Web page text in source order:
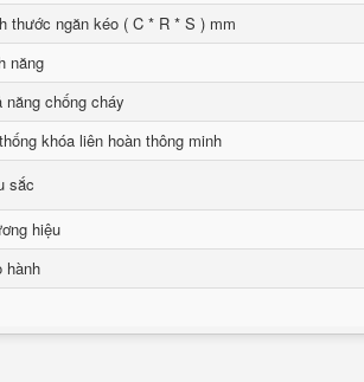
thước ngăn kéo ( C * R * S ) mm
năng
năng chống cháy
khóa liên hoàn thông minh
sắc
hiệu
hành